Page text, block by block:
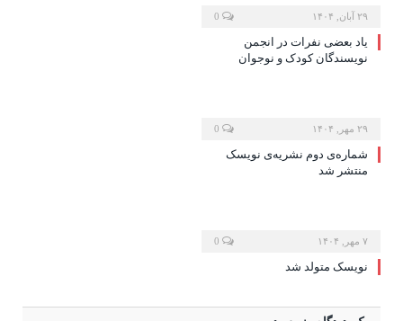
۲۹ آبان, ۱۴۰۴
یاد بعضی نفرات در انجمن
نویسندگان کودک و نوجوان
۲۹ مهر, ۱۴۰۴
شماره‌ی دوم نشریه‌ی نویسک
منتشر شد
۷ مهر, ۱۴۰۴
نویسک متولد شد